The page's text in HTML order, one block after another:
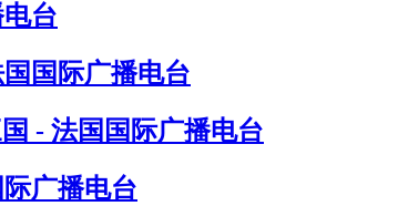
台
国际广播电台
- 法国国际广播电台
广播电台